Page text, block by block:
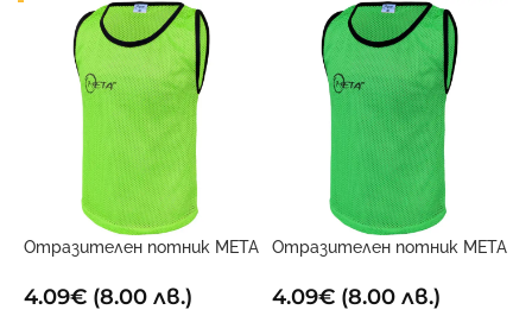
Отразителен потник META
4.09€ (8.00 лв.)
Отразителен потник META
4.09€(8.00 лв.)